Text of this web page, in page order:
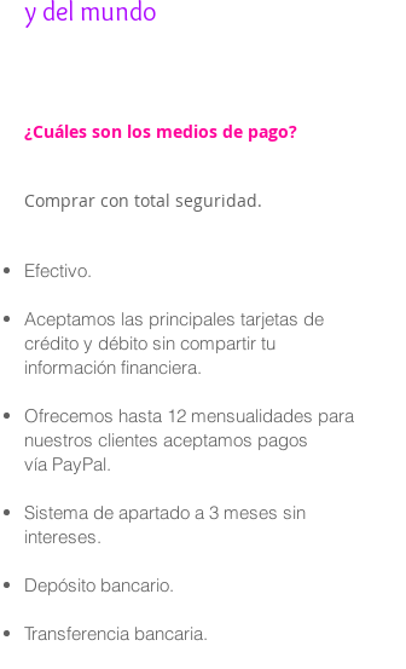
y del mundo
¿Cuáles son los medios de pago?
Comprar con total seguridad.
Efectivo.
Aceptamos las principales tarjetas de
crédito y débito sin compartir tu
información financiera.
Ofrecemos hasta 12 mensualidades para
nuestros clientes aceptamos pagos
vía PayPal.
Sistema de apartado a 3 meses sin
intereses.
Depósito bancario.
Transferencia bancaria.